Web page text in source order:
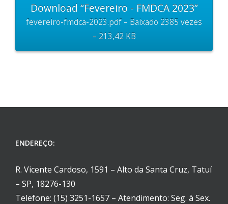
Download “Fevereiro - FMDCA 2023”
fevereiro-fmdca-2023.pdf – Baixado 2385 vezes
– 213,42 KB
ENDEREÇO:
R. Vicente Cardoso, 1591 – Alto da Santa Cruz, Tatuí
– SP, 18276-130
Telefone: (15) 3251-1657 – Atendimento: Seg. à Sex.